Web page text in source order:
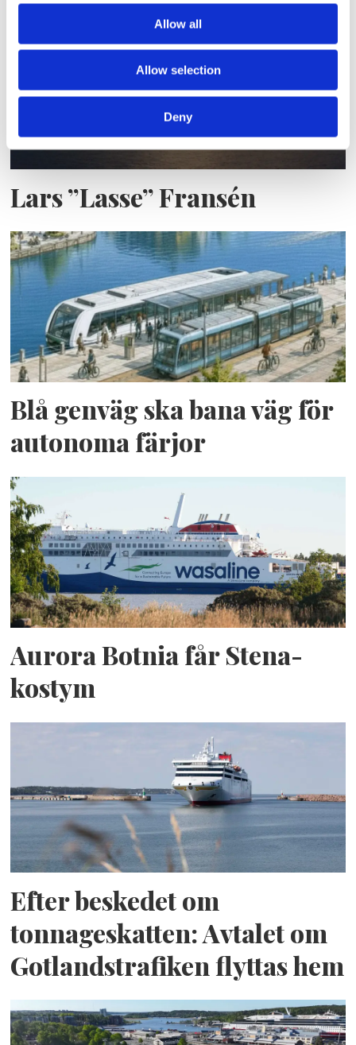
Allow all
Allow selection
Deny
Lars ”Lasse” Fransén
Blå genväg ska bana väg för
autonoma färjor
Aurora Botnia får Stena-
kostym
Efter beskedet om
tonnageskatten: Avtalet om
Gotlandstrafiken flyttas hem